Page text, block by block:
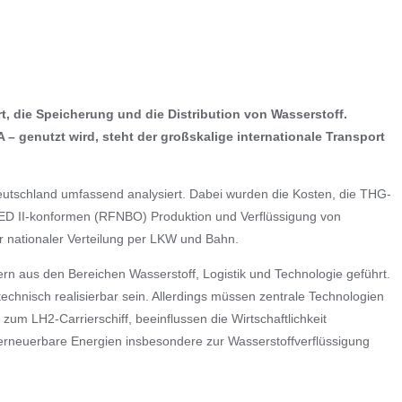
die Speicherung und die Distribution von Wasserstoff.
– genutzt wird, steht der großskalige internationale Transport
umfassend analysiert. Dabei wurden die Kosten, die THG-
II-konformen (RFNBO) Produktion und Verflüssigung von
Verteilung per LKW und Bahn.
aus den Bereichen Wasserstoff, Logistik und Technologie geführt.
realisierbar sein. Allerdings müssen zentrale Technologien
LH2-Carrierschiff, beeinflussen die Wirtschaftlichkeit
Energien insbesondere zur Wasserstoffverflüssigung